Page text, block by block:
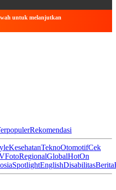
untuk melanjutkan
Rekomendasi
KesehatanTeknoOtomotifCek
FotoRegionalGlobalHotOn
SpotlightEnglishDisabilitasBerita